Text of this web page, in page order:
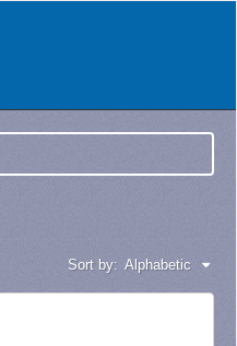
Sort by: Alphabetic